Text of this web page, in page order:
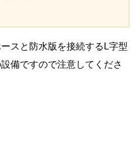
スと防水版を接続するL字型
備ですので注意してくださ